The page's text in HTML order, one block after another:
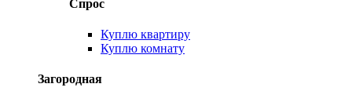
Спрос
Куплю квартиру
Куплю комнату
Загородная